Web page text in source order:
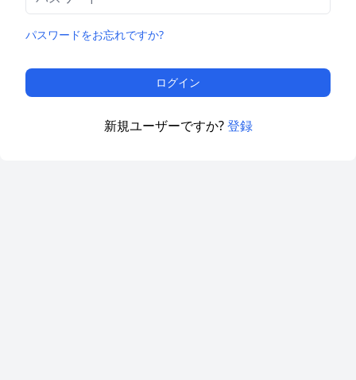
パスワードをお忘れですか?
ログイン
新規ユーザーですか?登録